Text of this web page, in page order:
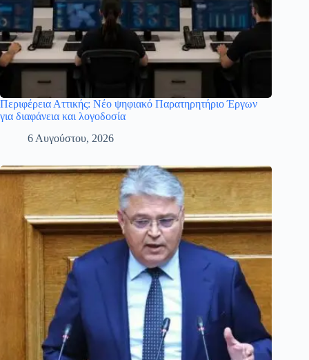
Περιφέρεια Αττικής: Νέο ψηφιακό Παρατηρητήριο Έργων
για διαφάνεια και λογοδοσία
6 Αυγούστου, 2026